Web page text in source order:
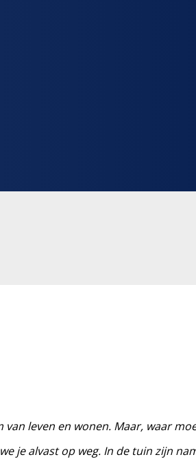
leven en wonen. Maar, waar
je alvast op weg. In de tuin zijn